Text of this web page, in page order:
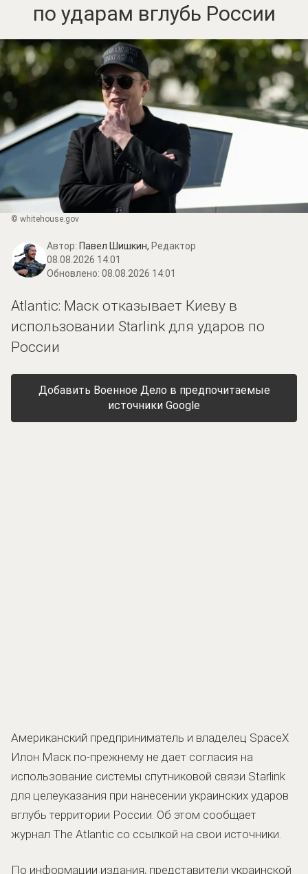
по ударам вглубь России
© whitehouse.gov
Автор: Павел Шишкин, Редактор
08.08.2026 14:01
Обновлено: 08.08.2026 14:01
Atlantic: Маск отказывает Киеву в
использовании Starlink для ударов по
России
Добавить Военное Дело в предпочитаемые
источники Google
Американский предприниматель и владелец SpaceX
Илон Маск по-прежнему не дает согласия на
использование системы спутниковой связи Starlink
для целеуказания при нанесении украинских ударов
вглубь территории России. Об этом сообщает
журнал The Atlantic со ссылкой на свои источники.
По информации издания, представители украинской